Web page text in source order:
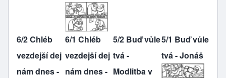
6/2 Chléb
vezdejší dej
nám dnes -
6/1 Chléb
vezdejší dej
nám dnes -
5/2 Buď vůle
tvá -
Modlitba v
5/1 Buď vůle
tvá - Jonáš